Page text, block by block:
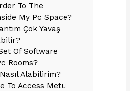
To The
My Pc Space?
Çok Yavaş
Of Software
Rooms?
Alabilirim?
To Access Metu